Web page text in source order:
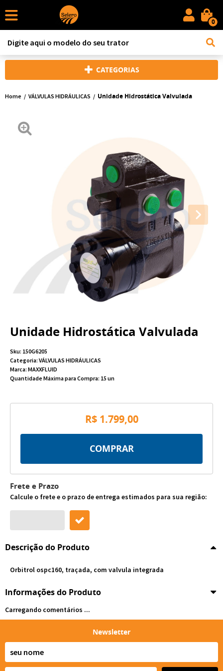
0
CATEGORIAS
Home VÁLVULAS HIDRÁULICAS Unidade Hidrostática Valvulada
Unidade Hidrostática Valvulada
Sku: 150G6205
Categoria: VÁLVULAS HIDRÁULICAS
Marca: MAXXFLUID
Quantidade Máxima para Compra: 15 un
R$ 1.799,00
COMPRAR
Frete e Prazo
Calcule o frete e o prazo de entrega estimados para sua região:
Descrição do Produto
Orbitrol ospc160, traçada, com valvula integrada
Informações do Produto
Carregando comentários ...
Newsletter